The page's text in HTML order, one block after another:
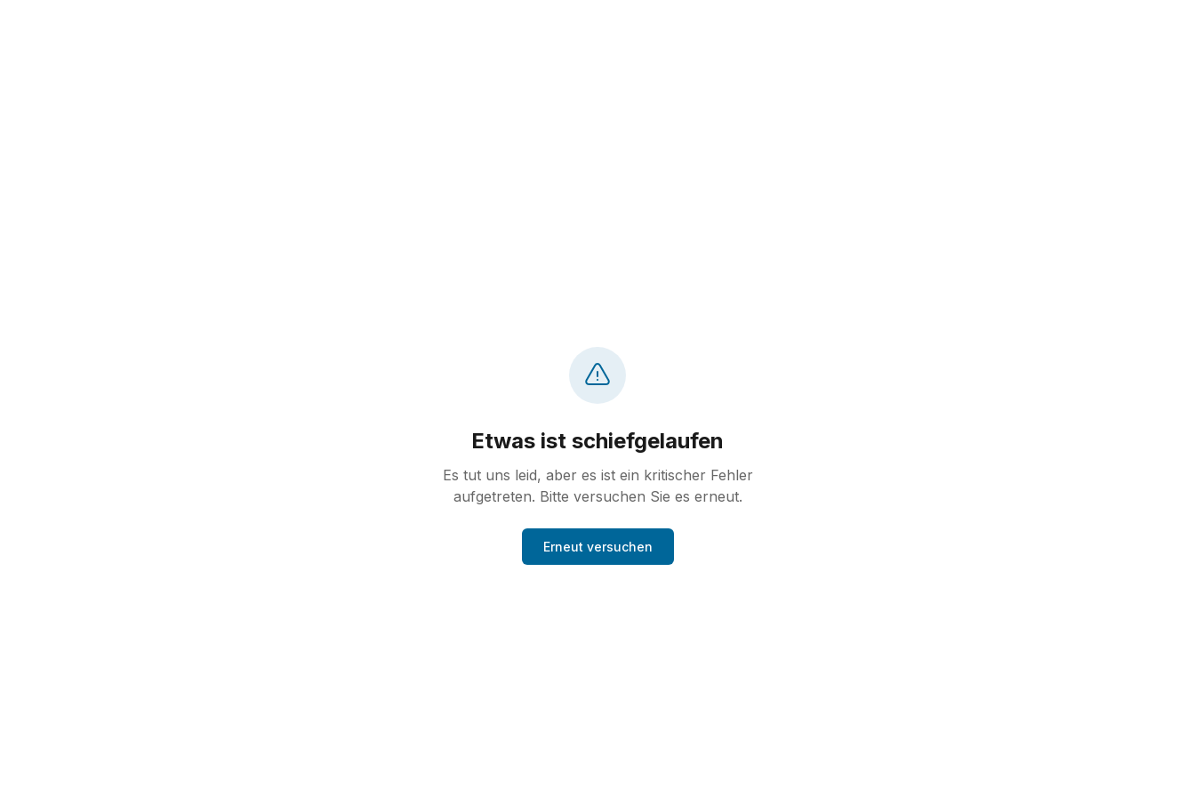
Etwas ist schiefgelaufen
Es tut uns leid, aber es ist ein kritischer Fehler
aufgetreten. Bitte versuchen Sie es erneut.
Erneut versuchen